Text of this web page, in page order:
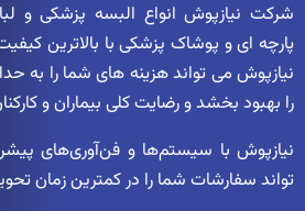
شرکت نیازپوش انواع البسه پزشکی و
پارچه ای و پوشاک پزشکی با بالاترین
نیازپوش می تواند هزینه های شما را به
را بهبود بخشد و رضایت کلی بیماران و
نیازپوش با سیستم‌ها و فن‌آوری‌های
تواند سفارشات شما را در کمترین زمان